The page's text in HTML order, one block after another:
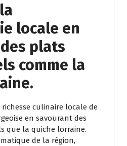
locale en
plats
comme la
culinaire locale de
en savourant des
que la quiche lorraine.
de la région,